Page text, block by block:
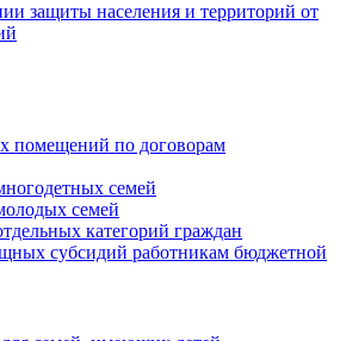
защиты населения и территорий от
помещений по договорам
семей
семей
категорий граждан
субсидий работникам бюджетной